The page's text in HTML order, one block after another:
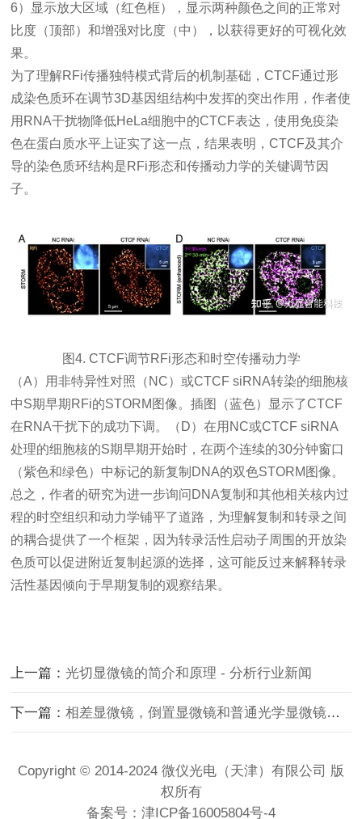
6）显示放大区域（红色框），显示两种颜色之间的正常对
比度（顶部）和增强对比度（中），以获得更好的可视化效
果。
为了理解RFi传播独特模式背后的机制基础，CTCF通过形
成染色质环在调节3D基因组结构中发挥的突出作用，作者使
用RNA干扰物降低HeLa细胞中的CTCF表达，使用 免疫染
色在蛋白质水平上证实了这一点，结果表明，CTCF及其介
导的染色质环结构是RFi形态和传播动力学的关键调节因
子。
图4. CTCF调节RFi形态和时空传播动力学
（A）用非特异性对照（NC）或CTCF siRNA转染的细胞核
中S期早期RFi的STORM图像。插图（蓝色）显示了CTCF
在RNA干扰下的成功下调。（D）在用NC或CTCF siRNA
处理的细胞核的S期早期开始时，在两个连续的30分钟窗口
（紫色和绿色）中标记的新复制DNA的双色STORM图像。
总之，作者的研究为进一步询问DNA复制和其他相关核内过
程的时空组织和动力学铺平了道路，为理解复制和转录之间
的耦合提供了一个框架，因为转录活性 启动子周围的开放染
色质可以促进附近复制起源的选择，这可能反过来解释转录
活性基因倾向于早期复制的观察结果。
上一篇：光切显微镜的简介和原理 - 分析行业新闻
下一篇：相差显微镜，倒置显微镜和普通光学显微镜的异同 - 分析行业新闻
Copyright © 2014-2024 微仪光电（天津）有限公司 版
权所有
备案号： 津ICP备16005804号-4